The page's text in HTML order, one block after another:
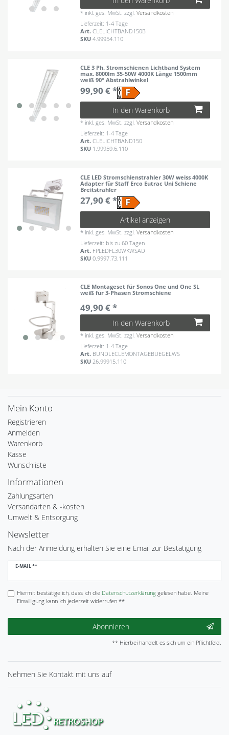
* inkl. ges. MwSt. zzgl.Versandkosten
Lieferzeit: 1-4 Tage
Art.CLELICHTBAND150B
SKU4.99954.110
CLE 3 Ph. Stromschienen Lichtband System
max. 8000lm 35-50W 4000K Länge 1500mm
weiß 90° Abstrahlwinkel
99,90 € *
In den Warenkorb
* inkl. ges. MwSt. zzgl.Versandkosten
Lieferzeit: 1-4 Tage
Art.CLELICHTBAND150
SKU 1.99959.6.110
CLE LED Stromschienstrahler 30W weiss 4000K
Adapter für Staff Erco Eutrac Uni Schiene
Breitstrahler
27,90 € *
Artikel anzeigen
* inkl. ges. MwSt. zzgl.Versandkosten
Lieferzeit: bis zu 60 Tagen
Art. FPLEDFL30WKWSAD
SKU0.9997.73.111
CLE Montageset für Sonos One und One SL
weiß für 3-Phasen Stromschiene
49,90 € *
In den Warenkorb
* inkl. ges. MwSt. zzgl.Versandkosten
Lieferzeit: 1-4 Tage
Art. BUNDLECLEMONTAGEBUEGELWS
SKU26.99915.110
Mein Konto
Registrieren
Anmelden
Warenkorb
Kasse
Wunschliste
Informationen
Zahlungsarten
Versandarten & -kosten
Umwelt & Entsorgung
Newsletter
Nach der Anmeldung erhalten Sie eine Email zur Bestätigung
E-MAIL **
Newsletter
Hiermit bestätige ich, dass ich die Daten­schutz­erklärunggelesen habe. Meine
Einwilligung kann ich jederzeit widerrufen.**
Abonnieren
** Hierbei handelt es sich um ein Pflichtfeld.
Nehmen Sie Kontakt mit uns auf